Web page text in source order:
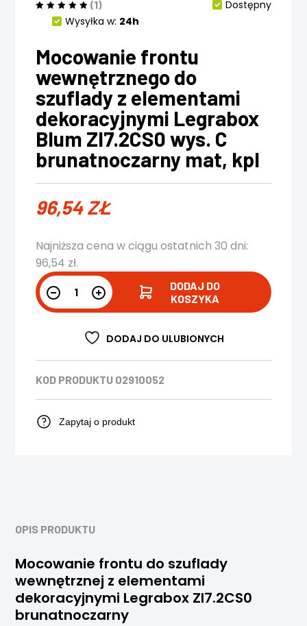
(1)
Dostępny
Wysyłka w: 24h
Mocowanie frontu
wewnętrznego do
szuflady z elementami
dekoracyjnymi Legrabox
Blum ZI7.2CS0 wys. C
brunatnoczarny mat, kpl
96,54ZŁ
Najniższa cena w ciągu ostatnich 30 dni:
96,54 zł.
DODAJ DO
KOSZYKA
DODAJ DO ULUBIONYCH
KOD PRODUKTU 02910052
Zapytaj o produkt
OPIS PRODUKTU
Mocowanie frontu do szuflady
wewnętrznej z elementami
dekoracyjnymi Legrabox ZI7.2CS0
brunatnoczarny